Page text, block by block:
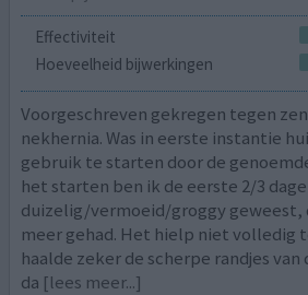
Effectiviteit
Hoeveelheid bijwerkingen
Voorgeschreven gekregen tegen
nekhernia. Was in eerste instantie
gebruik te starten door de
het starten ben ik de eerste 2/3
duizelig/vermoeid/groggy geweest,
meer gehad. Het hielp niet volledig
haalde zeker de scherpe randjes van
da [lees meer...]